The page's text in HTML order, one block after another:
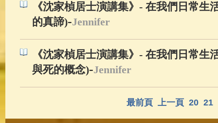
《沈家楨居士演講集》- 在我們日常生
的真諦)-Jennifer
《沈家楨居士演講集》- 在我們日常生
與死的概念)-Jennifer
最前頁 上一頁 20 21